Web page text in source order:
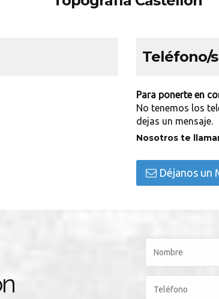
Teléfono/
Para ponerte en
No tenemos los
dejas un mensaje.
Nosotros te
Déjanos un